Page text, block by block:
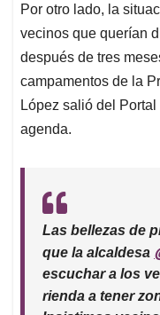
Por otro lado, la
vecinos que querían
después de tres
campamentos de la
López salió del
agenda.
Las bellezas de
que la alcaldesa ⁦
escuchar a los
rienda a tener